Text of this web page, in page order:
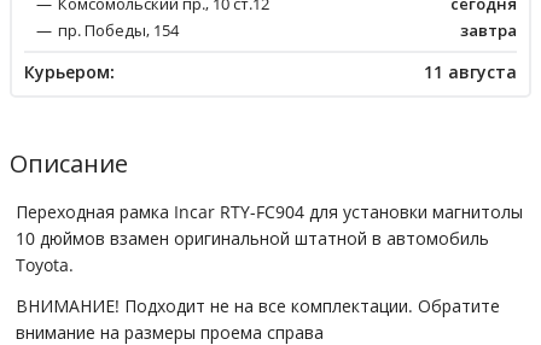
пр. Победы, 154
завтра
Курьером: 11 августа
Описание
Переходная рамка Incar RTY-FC904 для установки магнитолы
10 дюймов взамен оригинальной штатной в автомобиль
Toyota.
ВНИМАНИЕ! Подходит не на все комплектации. Обратите
внимание на размеры проема справа